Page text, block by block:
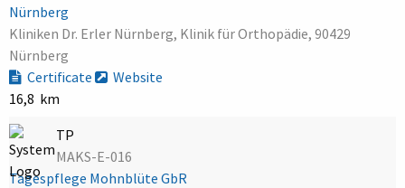
Nürnberg
Kliniken Dr. Erler Nürnberg, Klinik für Orthopädie, 90429
Nürnberg
Certificate
Website
16,8 km
TP
MAKS-E-016
Tagespflege Mohnblüte GbR